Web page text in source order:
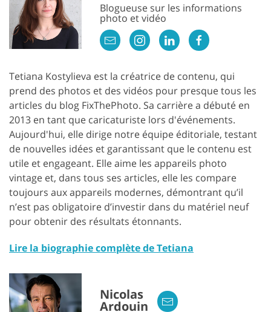
Blogueuse sur les informations
photo et vidéo
Tetiana Kostylieva est la créatrice de contenu, qui
prend des photos et des vidéos pour presque tous les
articles du blog FixThePhoto. Sa carrière a débuté en
2013 en tant que caricaturiste lors d'événements.
Aujourd'hui, elle dirige notre équipe éditoriale, testant
de nouvelles idées et garantissant que le contenu est
utile et engageant. Elle aime les appareils photo
vintage et, dans tous ses articles, elle les compare
toujours aux appareils modernes, démontrant qu’il
n’est pas obligatoire d’investir dans du matériel neuf
pour obtenir des résultats étonnants.
Lire la biographie complète de Tetiana
Nicolas
Ardouin